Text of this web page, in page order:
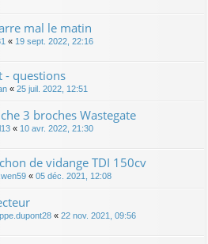
mal le matin
« 19 sept. 2022, 22:16
- questions
« 25 juil. 2022, 12:51
3 broches Wastegate
« 10 avr. 2022, 21:30
de vidange TDI 150cv
« 05 déc. 2021, 12:08
« 22 nov. 2021, 09:56